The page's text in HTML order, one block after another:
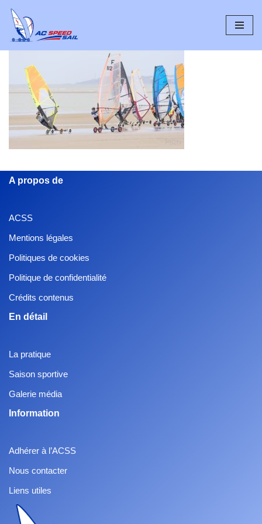
Aller
au
A propos de
ACSS
Mentions légales
Politiques de cookies
Politique de confidentialité
Crédits contenus
En détail
La pratique
Saison sportive
Galerie média
Information
Adhérer à l’ACSS
Nous contacter
Liens utiles